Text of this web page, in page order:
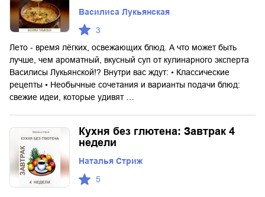
Василиса Лукьянская
3
Лето - время лёгких, освежающих блюд. А что может быть
лучше, чем ароматный, вкусный суп от кулинарного эксперта
Василисы Лукьянской!? Внутри вас ждут: • Классические
рецепты • Необычные сочетания и варианты подачи блюд:
свежие идеи, которые удивят …
Кухня без глютена: Завтрак 4
недели
Наталья Стриж
5